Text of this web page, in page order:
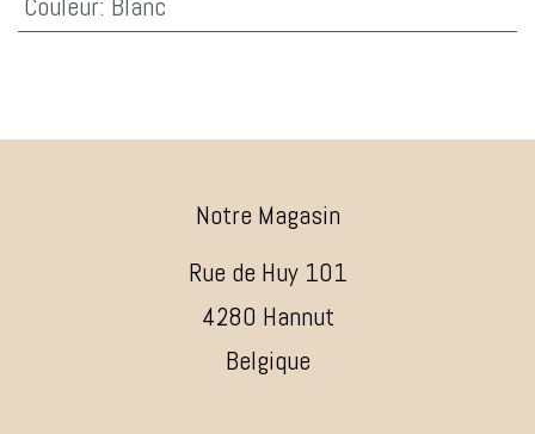
Notre Magasin
Rue de Huy 101
4280 Hannut
Belgique